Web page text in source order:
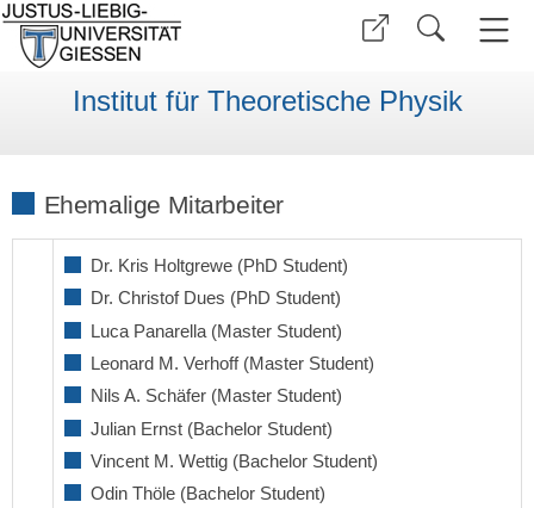
Institut für Theoretische Physik
Ehemalige Mitarbeiter
Dr. Kris Holtgrewe (PhD Student)
Dr. Christof Dues (PhD Student)
Luca Panarella (Master Student)
Leonard M. Verhoff (Master Student)
Nils A. Schäfer (Master Student)
Julian Ernst (Bachelor Student)
Vincent M. Wettig (Bachelor Student)
Odin Thöle (Bachelor Student)